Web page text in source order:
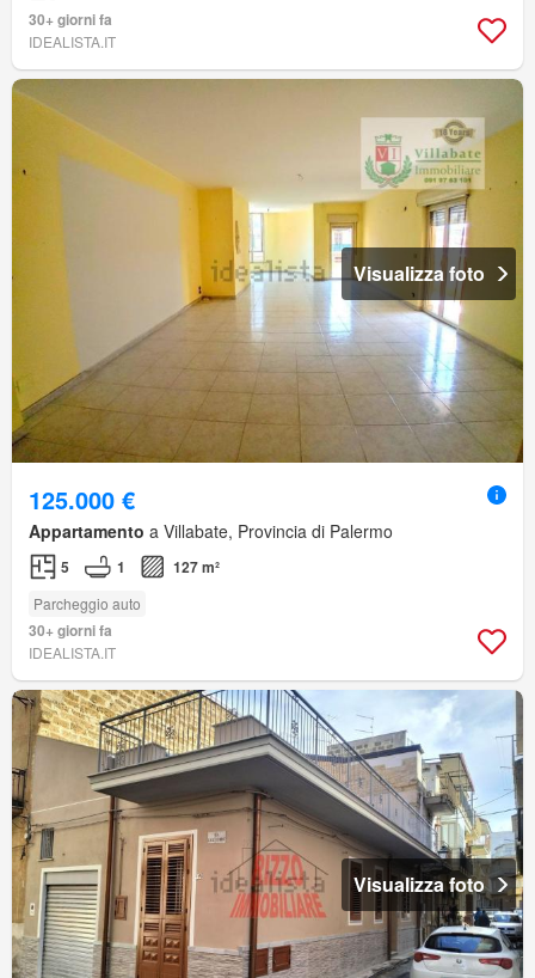
30+ giorni fa
IDEALISTA.IT
Visualizza foto
125.000 €
Appartamento a Villabate, Provincia di Palermo
5 1 127 m²
Parcheggio auto
30+ giorni fa
IDEALISTA.IT
Visualizza foto